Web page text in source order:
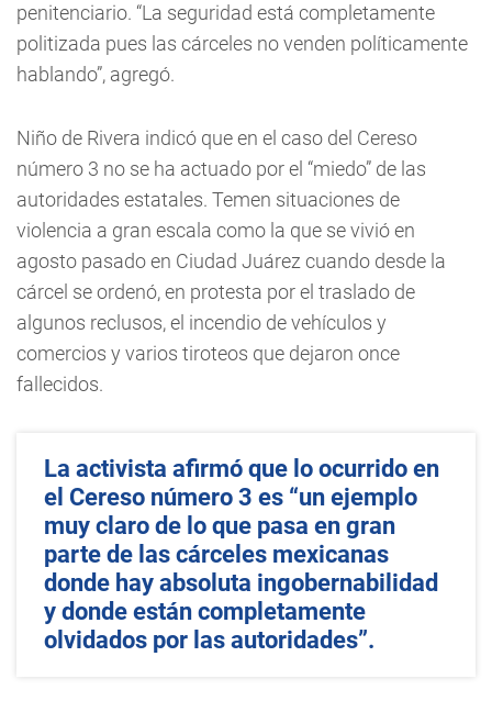
penitenciario. “La seguridad está completamente
politizada pues las cárceles no venden políticamente
hablando”, agregó.
Niño de Rivera indicó que en el caso del Cereso
número 3 no se ha actuado por el “miedo” de las
autoridades estatales. Temen situaciones de
violencia a gran escala como la que se vivió en
agosto pasado en Ciudad Juárez cuando desde la
cárcel se ordenó, en protesta por el traslado de
algunos reclusos, el incendio de vehículos y
comercios y varios tiroteos que dejaron once
fallecidos.
La activista afirmó que lo ocurrido en
el Cereso número 3 es “un ejemplo
muy claro de lo que pasa en gran
parte de las cárceles mexicanas
donde hay absoluta ingobernabilidad
y donde están completamente
olvidados por las autoridades”.